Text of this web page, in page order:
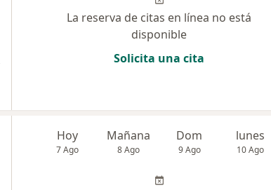
La reserva de citas en línea no está
disponible
Solicita una cita
Hoy
7 Ago
Mañana
8 Ago
Dom
9 Ago
lunes
10 Ago